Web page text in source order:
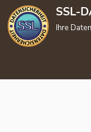
SSL-
Ihre